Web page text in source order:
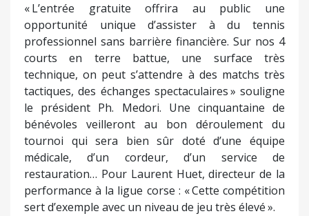
« L’entrée gratuite offrira au public une
opportunité unique d’assister à du tennis
professionnel sans barrière financière. Sur nos 4
courts en terre battue, une surface très
technique, on peut s’attendre à des matchs très
tactiques, des échanges spectaculaires » souligne
le président Ph. Medori. Une cinquantaine de
bénévoles veilleront au bon déroulement du
tournoi qui sera bien sûr doté d’une équipe
médicale, d’un cordeur, d’un service de
restauration… Pour Laurent Huet, directeur de la
performance à la ligue corse : « Cette compétition
sert d’exemple avec un niveau de jeu très élevé ».